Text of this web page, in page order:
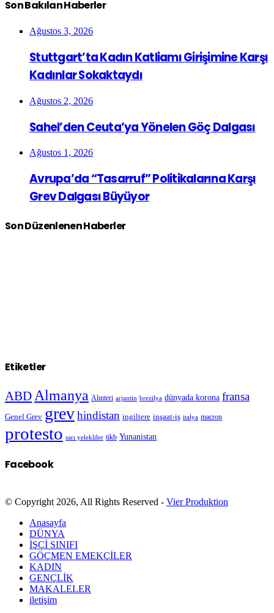
Son Bakılan Haberler
Ağustos 3, 2026
Stuttgart’ta Kadın Katliamı Girişimine Karşı
Kadınlar Sokaktaydı
Ağustos 2, 2026
Sahel’den Ceuta’ya Yönelen Göç Dalgası
Ağustos 1, 2026
Avrupa’da “Tasarruf” Politikalarına Karşı
Grev Dalgası Büyüyor
Son Düzenlenen Haberler
Etiketler
ABD Almanya Alınteri arjantin brezilya dünyada korona fransa
Genel Grev grevhindistan ingiltere inşaat-iş italya macron
protesto sarı yelekliler tikb Yunanistan
Facebook
© Copyright 2026, All Rights Reserved - Vier Produktion
Anasayfa
DÜNYA
İŞÇİ SINIFI
GÖÇMEN EMEKÇİLER
KADIN
GENÇLİK
MAKALELER
iletişim